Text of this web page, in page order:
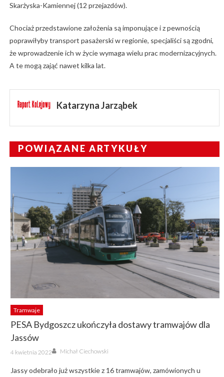
Skarżyska-Kamiennej (12 przejazdów).
Chociaż przedstawione założenia są imponujące i z pewnością
poprawiłyby transport pasażerski w regionie, specjaliści są zgodni,
że wprowadzenie ich w życie wymaga wielu prac modernizacyjnych.
A te mogą zająć nawet kilka lat.
Katarzyna Jarząbek
POWIĄZANE ARTYKUŁY
Tramwaje
PESA Bydgoszcz ukończyła dostawy tramwajów dla
Jassów
Posted
on
4 kwietnia 2022 Author
Michał Ciechowski
Jassy odebrało już wszystkie z 16 tramwajów, zamówionych u